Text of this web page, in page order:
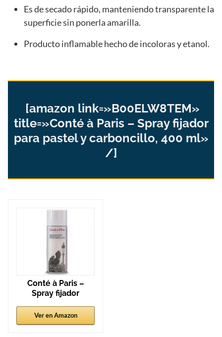
Es de secado rápido, manteniendo transparente la
superficie sin ponerla amarilla.
Producto inflamable hecho de incoloras y etanol.
[amazon link=»B00ELW8TEM»
title=»Conté à Paris – Spray fijador
para pastel y carboncillo, 400 ml»
/]
Conté à Paris –
Spray fijador
Ver en Amazon